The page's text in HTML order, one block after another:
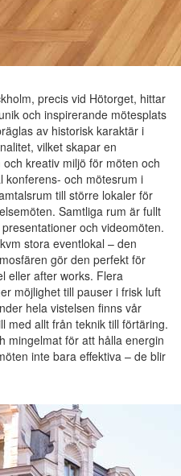
precis vid Hötorget, hittar
och inspirerande mötesplats
av historisk karaktär i
vilket skapar en
kreativ miljö för möten och
konferens- och mötesrum i
till större lokaler för
Samtliga rum är fullt
och videomöten.
stora eventlokal – den
gör den perfekt för
eller after works. Flera
möjlighet till pauser i frisk luft
hela vistelsen finns vår
med allt från teknik till förtäring.
mingelmat för att hålla energin
inte bara effektiva – de blir